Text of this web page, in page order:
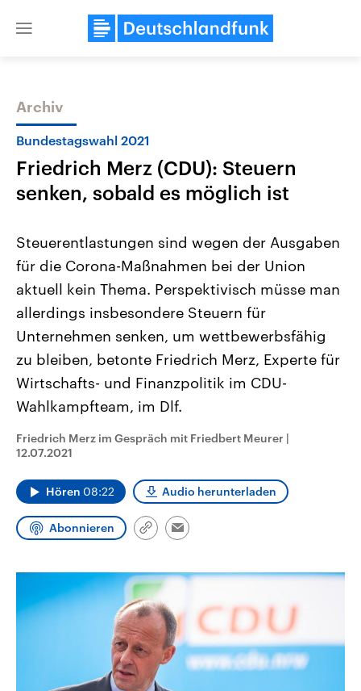
Close
Themen
Landtagswahl Sachsen-Anhalt
2026
Alle Informationen
Sachsen-Anhalt wählt am 6.
September 2026 einen neuen
Landtag. Seit 2021 wird das
Bundesland von einer Koalition aus
Umfragen, Prognosen,
Wahlprogramme, aktuelle Berichte
und Hintergründe zu den Parteien
Wahl.
USA
Aktuelle Beiträge,
Hintergründe
Wirtschaftlich und
gehören die Vereinigten
den mächtigsten Ländern
mit großem Einfluss auf
aktuelle Weltgeschehen.
Sendungen Programm
Audio-Archiv
Archiv
Bundestagswahl 2021
Friedrich Merz (CDU): Steuern
senken, sobald es möglich ist
Steuerentlastungen sind wegen der Ausgaben
für die Corona-Maßnahmen bei der Union
aktuell kein Thema. Perspektivisch müsse man
allerdings insbesondere Steuern für
Unternehmen senken, um wettbewerbsfähig
zu bleiben, betonte Friedrich Merz, Experte für
Wirtschafts- und Finanzpolitik im CDU-
Wahlkampfteam, im Dlf.
Friedrich Merz im Gespräch mit Friedbert Meurer |
12.07.2021
Hören 08:22 Audio herunterladen
Abonnieren
Link
Email